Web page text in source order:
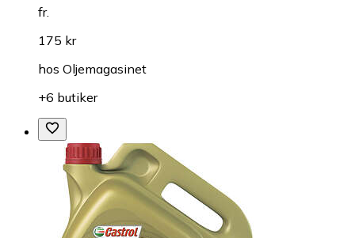
fr.
175 kr
hos Oljemagasinet
+6 butiker